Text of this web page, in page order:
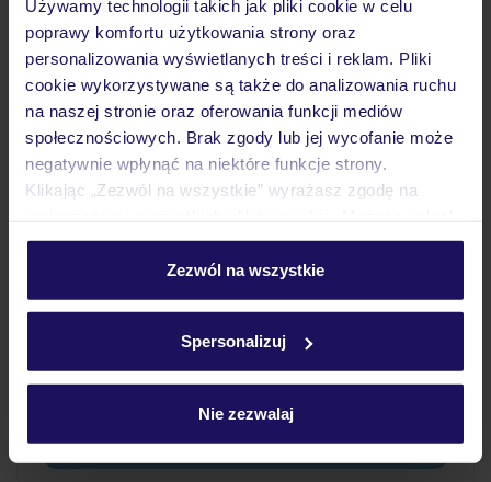
Używamy technologii takich jak pliki cookie w celu
poprawy komfortu użytkowania strony oraz
personalizowania wyświetlanych treści i reklam. Pliki
cookie wykorzystywane są także do analizowania ruchu
na naszej stronie oraz oferowania funkcji mediów
społecznościowych. Brak zgody lub jej wycofanie może
negatywnie wpłynąć na niektóre funkcje strony.
Klikając „Zezwól na wszystkie” wyrażasz zgodę na
personalizować swój wybór wchodząc w zakładkę
Szczegółowe informacje o plikach cookie znajdziesz
Zezwól na wszystkie
Spersonalizuj
Nie zezwalaj
Wyżywienie
Atrakcje
Ważne informacje
Często zadawane pytania
Jak zmienić uczestników/osobę zgłaszającą?
Na jakiej podstawie i gdzie otrzymam karty
pokładowe/bilety lotnicze?
Zobacz więcej